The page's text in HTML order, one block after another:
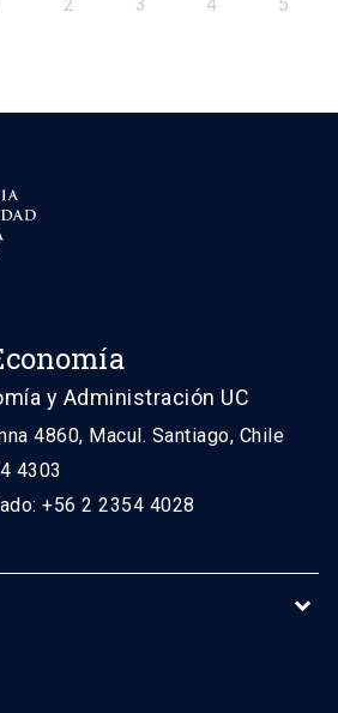
y Administración UC
4860, Macul. Santiago, Chile
4303
+56 2 2354 4028